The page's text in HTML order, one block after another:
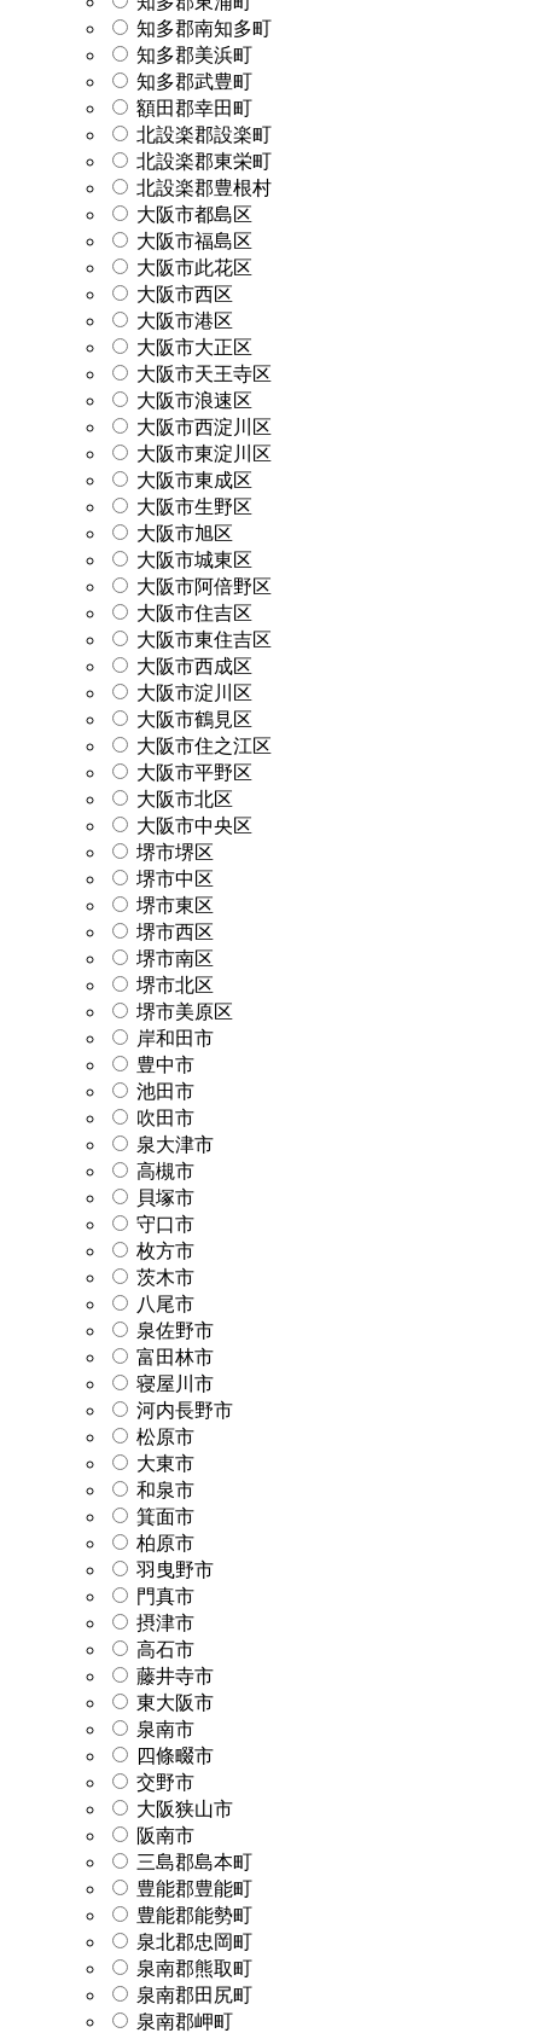
知多郡南知多町
知多郡美浜町
知多郡武豊町
額田郡幸田町
北設楽郡設楽町
北設楽郡東栄町
北設楽郡豊根村
大阪市都島区
大阪市福島区
大阪市此花区
大阪市西区
大阪市港区
大阪市大正区
大阪市天王寺区
大阪市浪速区
大阪市西淀川区
大阪市東淀川区
大阪市東成区
大阪市生野区
大阪市旭区
大阪市城東区
大阪市阿倍野区
大阪市住吉区
大阪市東住吉区
大阪市西成区
大阪市淀川区
大阪市鶴見区
大阪市住之江区
大阪市平野区
大阪市北区
大阪市中央区
堺市堺区
堺市中区
堺市東区
堺市西区
堺市南区
堺市北区
堺市美原区
岸和田市
豊中市
池田市
吹田市
泉大津市
高槻市
貝塚市
守口市
枚方市
茨木市
八尾市
泉佐野市
富田林市
寝屋川市
河内長野市
松原市
大東市
和泉市
箕面市
柏原市
羽曳野市
門真市
摂津市
高石市
藤井寺市
東大阪市
泉南市
四條畷市
交野市
大阪狭山市
阪南市
三島郡島本町
豊能郡豊能町
豊能郡能勢町
泉北郡忠岡町
泉南郡熊取町
泉南郡田尻町
泉南郡岬町